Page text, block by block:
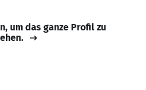
um das ganze Profil zu